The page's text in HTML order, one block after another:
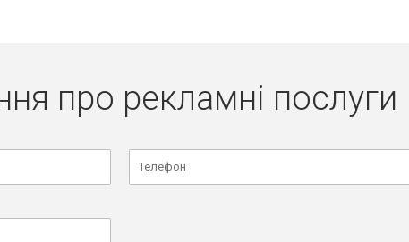
про рекламні послуги